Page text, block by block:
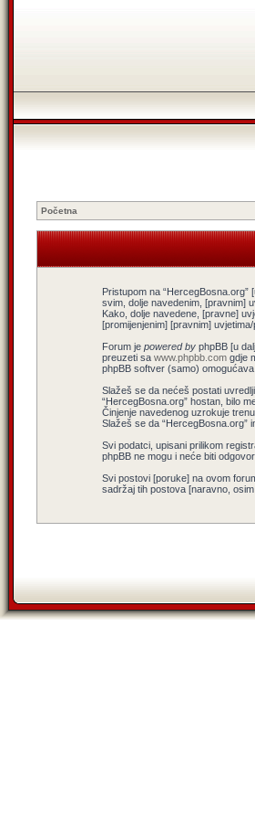
Početna
Pristupom na “HercegBosna.org”
svim, dolje navedenim, [pravnim]
Kako, dolje navedene, [pravne]
[promijenjenim] [pravnim]
Forum je powered by phpBB [u
preuzeti sa www.phpbb.com gdje
phpBB softver (samo)
Slažeš se da nećeš postati
“HercegBosna.org” hostan, bilo
Činjenje navedenog uzrokuje
Slažeš se da “HercegBosna.org”
Svi podatci, upisani prilikom
phpBB ne mogu i neće biti
Svi postovi [poruke] na ovom
sadržaj tih postova [naravno, osim